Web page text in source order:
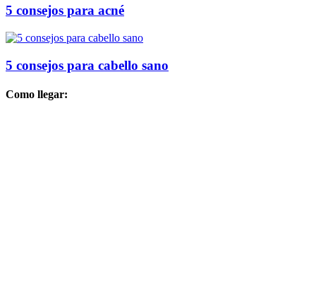
5 consejos para acné
5 consejos para cabello sano
Como llegar: